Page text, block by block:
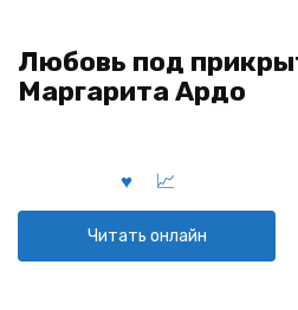
Любовь под
Маргарита Ардо
Читать онлайн